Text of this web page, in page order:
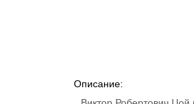
Описание: